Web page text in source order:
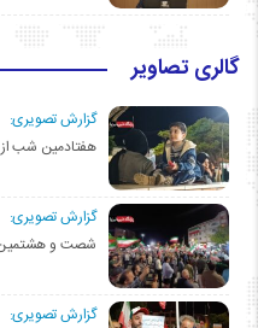
گالری تصاویر
گزارش تصویری:
هفتادمین شب
گزارش تصویری:
شصت و هشتمین
گزارش تصویری: